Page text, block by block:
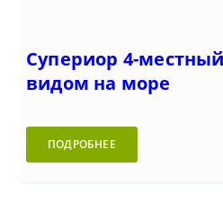
Супериор 4-
видом на море
ПОДРОБНЕЕ